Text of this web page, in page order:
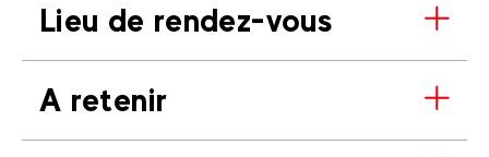
Lieu de rendez-vous
A retenir